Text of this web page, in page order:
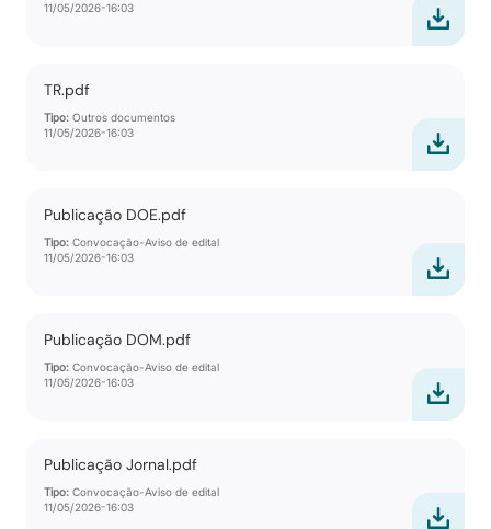
11/05/2026-16:03
TR.pdf
Tipo: Outros documentos
11/05/2026-16:03
Publicação DOE.pdf
Tipo: Convocação-Aviso de edital
11/05/2026-16:03
Publicação DOM.pdf
Tipo: Convocação-Aviso de edital
11/05/2026-16:03
Publicação Jornal.pdf
Tipo: Convocação-Aviso de edital
11/05/2026-16:03